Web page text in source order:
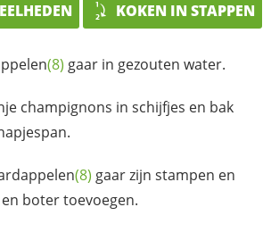
KOKEN IN STAPPEN
(8) gaar in gezouten water.
champignons in schijfjes en bak
(8) gaar zijn stampen en
en boter toevoegen.